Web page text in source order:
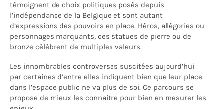
témoignent de choix politiques posés depuis
l’indépendance de la Belgique et sont autant
d’expressions des pouvoirs en place. Héros, allégories ou
personnages marquants, ces statues de pierre ou de
bronze célèbrent de multiples valeurs.
Les innombrables controverses suscitées aujourd’hui
par certaines d’entre elles indiquent bien que leur place
dans l’espace public ne va plus de soi. Ce parcours se
propose de mieux les connaitre pour bien en mesurer les